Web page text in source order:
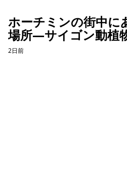
ホーチミンの街中に
場所―サイゴン動植
れて感じたこと
2日前